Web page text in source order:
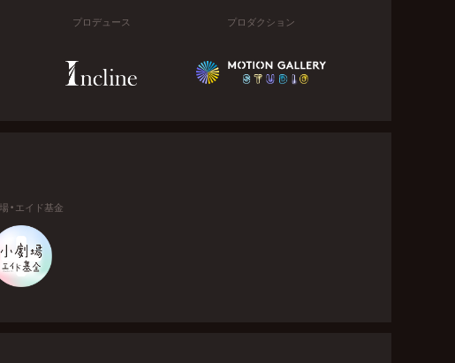
プロデュース プロダクション
・エイド基金